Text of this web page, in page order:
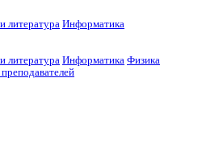
литература Информатика
литература Информатика Физика